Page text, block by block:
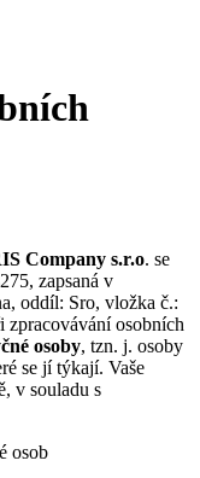
Company s.r.o. se
zapsaná v
oddíl: Sro, vložka č.:
zpracovávání osobních
osoby, tzn. j. osoby
se jí týkají. Vaše
v souladu s
osob